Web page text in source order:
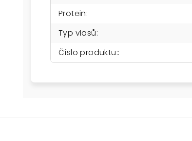
Protein:
Typ vlasů:
Číslo produktu::